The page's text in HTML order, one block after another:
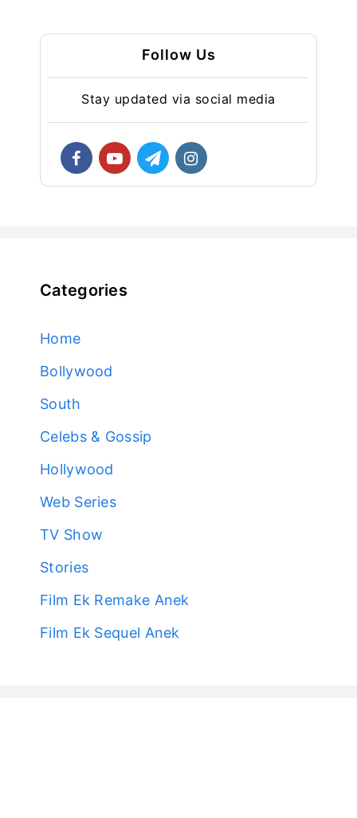
Follow Us
Stay updated via social media
Categories
Home
Bollywood
South
Celebs & Gossip
Hollywood
Web Series
TV Show
Stories
Film Ek Remake Anek
Film Ek Sequel Anek